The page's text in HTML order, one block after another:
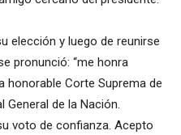
elección y luego de reunirse
pronunció: “me honra
honorable Corte Suprema de
de la Nación.
voto de confianza. Acepto